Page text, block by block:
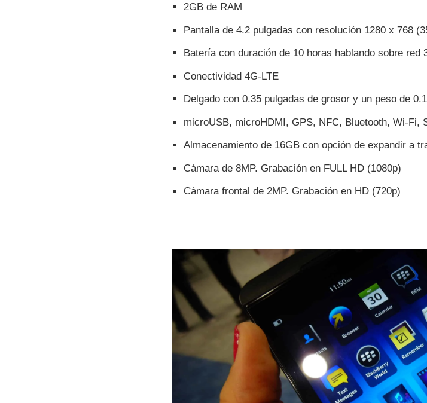
2GB de RAM
Pantalla de 4.2 pulgadas con resolución 1280 x 768
Baterí­a con duración de 10 horas hablando sobre red
Conectividad 4G-LTE
Delgado con 0.35 pulgadas de grosor y un peso de
microUSB, microHDMI, GPS, NFC, Bluetooth, Wi-Fi,
Almacenamiento de 16GB con opción de expandir a
Cámara de 8MP. Grabación en FULL HD (1080p)
Cámara frontal de 2MP. Grabación en HD (720p)